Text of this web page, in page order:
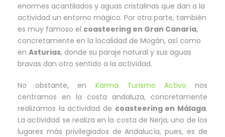
enormes acantilados y aguas cristalinas que dan a la
actividad un entorno mágico. Por otra parte, también
es muy famoso el coasteering en Gran Canaria,
concretamente en la localidad de Mogán, así como
en Asturias, donde su paraje natural y sus aguas
bravas dan otro sentido a la actividad.
No obstante, en Karma Turismo Activo nos
centramos en la costa andaluza, concretamente
realizamos la actividad de coasteering en Málaga.
La actividad se realiza en la costa de Nerja, uno de los
lugares más privilegiados de Andalucía, pues, es de